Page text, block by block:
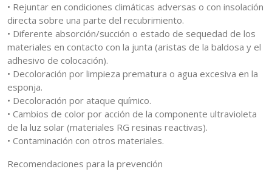
• Rejuntar en condiciones climáticas adversas o con insolación
directa sobre una parte del recubrimiento.
• Diferente absorción/succión o estado de sequedad de los
materiales en contacto con la junta (aristas de la baldosa y el
adhesivo de colocación).
• Decoloración por limpieza prematura o agua excesiva en la
esponja.
• Decoloración por ataque químico.
• Cambios de color por acción de la componente ultravioleta
de la luz solar (materiales RG resinas reactivas).
• Contaminación con otros materiales.
Recomendaciones para la prevención